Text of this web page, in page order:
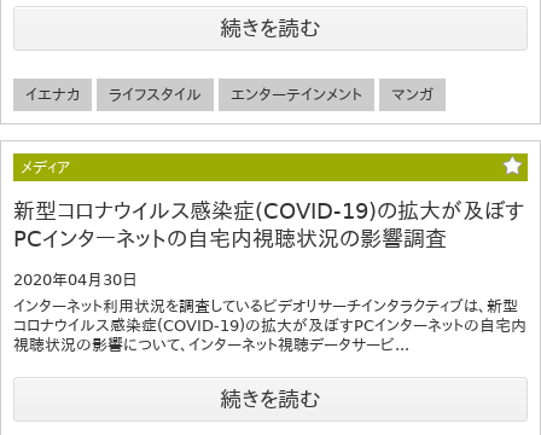
続きを読む
イエナカ ライフスタイル エンターテインメント マンガ
メディア
新型コロナウイルス感染症(COVID-19)の拡大が及ぼす
PCインターネットの自宅内視聴状況の影響調査
2020年04月30日
インターネット利用状況を調査しているビデオリサーチインタラクティブは、新型
コロナウイルス感染症(COVID-19)の拡大が及ぼすPCインターネットの自宅内
視聴状況の影響について、インターネット視聴データサービ...
続きを読む